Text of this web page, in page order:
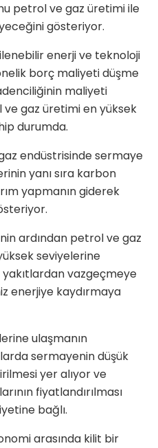
petrol ve gaz üretimi ile
gösteriyor.
enerji ve teknoloji
borç maliyeti düşme
maliyeti
ve gaz üretimi en yüksek
durumda.
endüstrisinde sermaye
yanı sıra karbon
yapmanın giderek
ardından petrol ve gaz
seviyelerine
yakıtlardan vazgeçmeye
enerjiye kaydırmaya
ulaşmanın
sermayenin düşük
yer alıyor ve
fiyatlandırılması
bağlı.
arasında kilit bir